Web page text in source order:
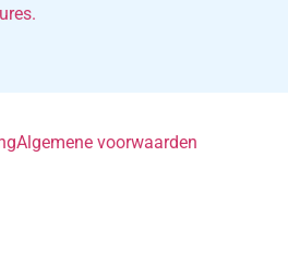
Algemene voorwaarden